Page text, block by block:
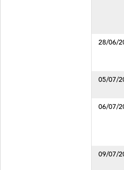
28/06/
05/07/
06/07/
09/07/